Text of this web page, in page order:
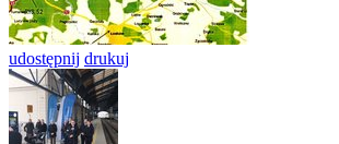
udostępnij drukuj